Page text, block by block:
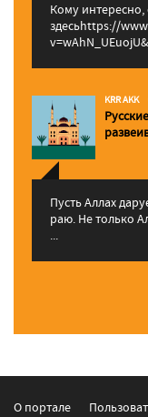
Кому интересно,
здесьhttps://
KRR AKK
Пусть Аллах
раю. Не только
...
О портале